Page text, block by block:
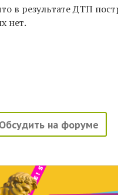
в результате ДТП
нет.
Обсудить на форуме